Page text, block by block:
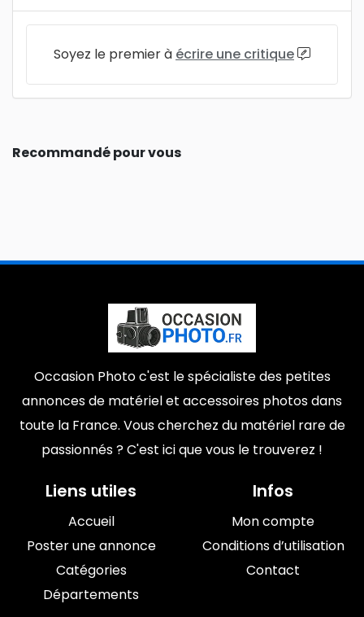
Soyez le premier à écrire une critique
Recommandé pour vous
Occasion Photo c'est le spécialiste des petites
annonces de matériel et accessoires photos dans
toute la France. Vous cherchez du matériel rare de
passionnés ? C'est ici que vous le trouverez !
Liens utiles
Accueil
Poster une annonce
Catégories
Départements
Infos
Mon compte
Conditions d’utilisation
Contact